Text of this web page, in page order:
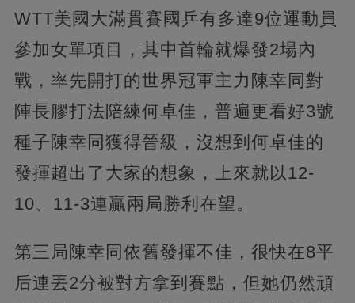
WTT美國大滿貫賽國乒有多達9位運動員
參加女單項目，其中首輪就爆發2場內
戰，率先開打的世界冠軍主力陳幸同對
陣長膠打法陪練何卓佳，普遍更看好3號
種子陳幸同獲得晉級，沒想到何卓佳的
發揮超出了大家的想象，上來就以12-
10、11-3連贏兩局勝利在望。
第三局陳幸同依舊發揮不佳，很快在8平
后連丟2分被對方拿到賽點，但她仍然頑